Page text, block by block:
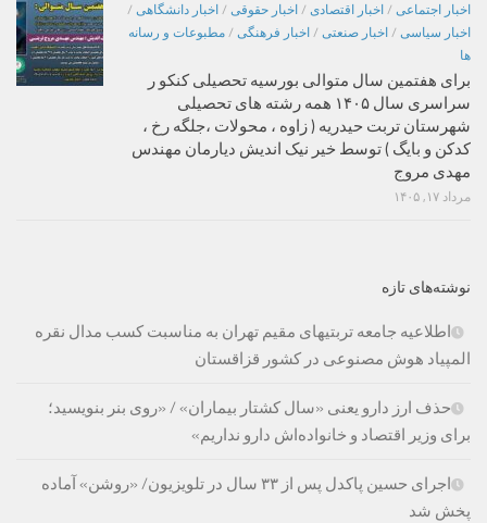
اخبار اجتماعی / اخبار اقتصادی / اخبار حقوقی / اخبار دانشگاهی /
اخبار سیاسی / اخبار صنعتی / اخبار فرهنگی / مطبوعات و رسانه
ها
برای هفتمین سال متوالی بورسیه تحصیلی کنکو ر
سراسری سال ۱۴۰۵ همه رشته های تحصیلی
شهرستان تربت حیدریه ( زاوه ، محولات ،جلگه رخ ،
کدکن و بایگ ) توسط خیر نیک اندیش دیارمان مهندس
مهدی مروج
مرداد ۱۷, ۱۴۰۵
نوشته‌های تازه
اطلاعیه جامعه تربتیهای مقیم تهران به مناسبت کسب مدال نقره
المپیاد هوش مصنوعی در کشور قزاقستان
حذف ارز دارو یعنی «سال کشتار بیماران» / «روی بنر بنویسید؛
برای وزیر اقتصاد و خانواده‌اش دارو نداریم»
اجرای حسین پاکدل پس از ۳۳ سال در تلویزیون/ «روشن» آماده
پخش شد